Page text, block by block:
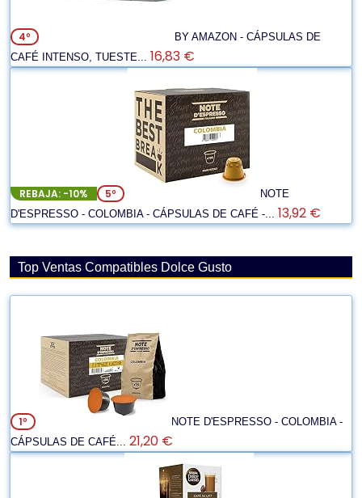
4º
BY AMAZON - CÁPSULAS DE
CAFÉ INTENSO, TUESTE...
16,83 €
REBAJA: -10% 5º
NOTE
D'ESPRESSO - COLOMBIA - CÁPSULAS DE CAFÉ -...
13,92 €
Top Ventas Compatibles Dolce Gusto
1º
NOTE D'ESPRESSO - COLOMBIA -
CÁPSULAS DE CAFÉ...
21,20 €